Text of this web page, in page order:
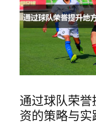
通过球队荣
资的策略与实